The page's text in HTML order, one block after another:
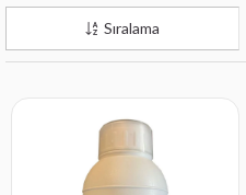
Sıralama